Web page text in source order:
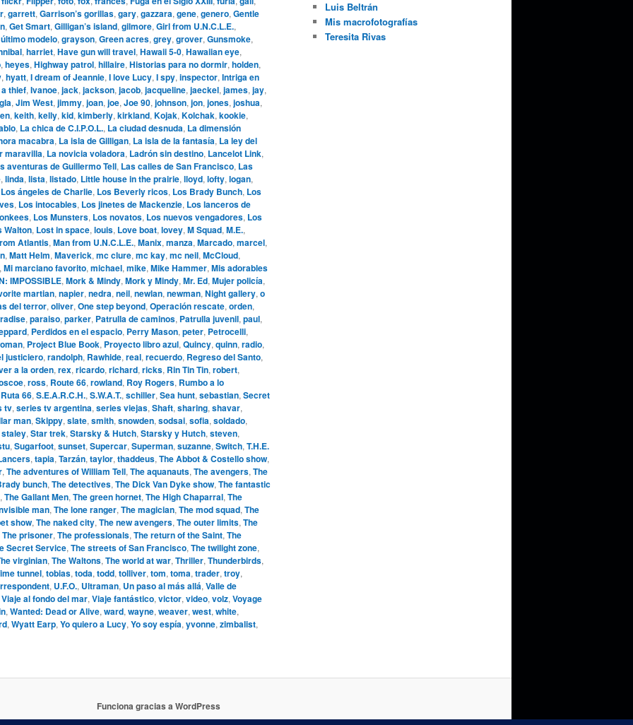
, garrett, Garrison’s gorillas, gary, gazzara, gene, genero, Gentle
, Get Smart, Gilligan’s island, gilmore, Girl from U.N.C.L.E.,
modelo, grayson, Green acres, grey, grover, Gunsmoke,
, harriet, Have gun will travel, Hawaii 5-0, Hawaiian eye,
, heyes, Highway patrol, hillaire, Historias para no dormir, holden,
, hyatt, I dream of Jeannie, I love Lucy, I spy, inspector, Intriga en
thief, Ivanoe, jack, jackson, jacob, jacqueline, jaeckel, james, jay,
, Jim West, jimmy, joan, joe, Joe 90, johnson, jon, jones, joshua,
, keith, kelly, kid, kimberly, kirkland, Kojak, Kolchak, kookie,
, La chica de C.I.P.O.L., La ciudad desnuda, La dimensión
macabra, La isla de Gilligan, La isla de la fantasía, La ley del
maravilla, La novicia voladora, Ladrón sin destino, Lancelot Link,
aventuras de Guillermo Tell, Las calles de San Francisco, Las
, linda, lista, listado, Little house in the prairie, lloyd, lofty, logan,
Los ángeles de Charlie, Los Beverly ricos, Los Brady Bunch, Los
, Los intocables, Los jinetes de Mackenzie, Los lanceros de
, Los Munsters, Los novatos, Los nuevos vengadores, Los
Walton, Lost in space, louis, Love boat, lovey, M Squad, M.E.,
Atlantis, Man from U.N.C.L.E., Manix, manza, Marcado, marcel,
, Matt Helm, Maverick, mc clure, mc kay, mc neil, McCloud,
, Mi marciano favorito, michael, mike, Mike Hammer, Mis adorables
IMPOSSIBLE, Mork & Mindy, Mork y Mindy, Mr. Ed, Mujer policía,
martian, napier, nedra, neil, newlan, newman, Night gallery, o
del terror, oliver, One step beyond, Operación rescate, orden,
, paraiso, parker, Patrulla de caminos, Patrulla juvenil, paul,
, Perdidos en el espacio, Perry Mason, peter, Petrocelli,
, Project Blue Book, Proyecto libro azul, Quincy, quinn, radio,
justiciero, randolph, Rawhide, real, recuerdo, Regreso del Santo,
a la orden, rex, ricardo, richard, ricks, Rin Tin Tin, robert,
, ross, Route 66, rowland, Roy Rogers, Rumbo a lo
Ruta 66, S.E.A.R.C.H., S.W.A.T., schiller, Sea hunt, sebastian, Secret
tv, series tv argentina, series viejas, Shaft, sharing, shavar,
man, Skippy, slate, smith, snowden, sodsai, sofia, soldado,
staley, Star trek, Starsky & Hutch, Starsky y Hutch, steven,
, Sugarfoot, sunset, Supercar, Superman, suzanne, Switch, T.H.E.
, tapia, Tarzán, taylor, thaddeus, The Abbot & Costello show,
, The adventures of William Tell, The aquanauts, The avengers, The
bunch, The detectives, The Dick Van Dyke show, The fantastic
, The Gallant Men, The green hornet, The High Chaparral, The
man, The lone ranger, The magician, The mod squad, The
show, The naked city, The new avengers, The outer limits, The
The prisoner, The professionals, The return of the Saint, The
Secret Service, The streets of San Francisco, The twilight zone,
virginian, The Waltons, The world at war, Thriller, Thunderbirds,
tunnel, tobias, toda, todd, tolliver, tom, toma, trader, troy,
, U.F.O., Ultraman, Un paso al más allá, Valle de
Viaje al fondo del mar, Viaje fantástico, victor, video, volz, Voyage
, Wanted: Dead or Alive, ward, wayne, weaver, west, white,
, Wyatt Earp, Yo quiero a Lucy, Yo soy espía, yvonne, zimbalist,
Luis Beltrán
Mis macrofotografías
Teresita Rivas
Funciona gracias a WordPress